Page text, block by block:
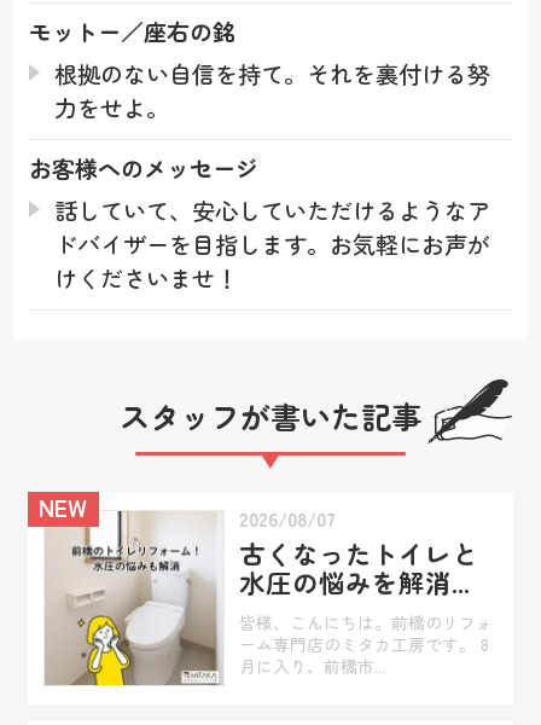
モットー／座右の銘
根拠のない自信を持て。それを裏付ける努
力をせよ。
お客様へのメッセージ
話していて、安心していただけるようなア
ドバイザーを目指します。お気軽にお声が
けくださいませ！
スタッフが書いた記事
NEW 2026/08/07
古くなったトイレと
水圧の悩みを解消...
皆様、こんにちは。前橋のリフォ
ーム専門店のミタカ工房です。 8
月に入り、前橋市...